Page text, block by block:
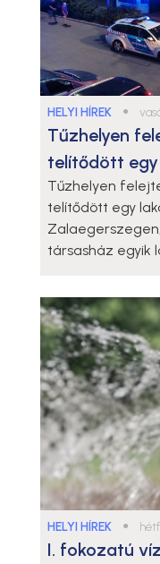
HELYI HÍREK ●
Tűzhelyen
telítődött egy
Tűzhelyen
telítődött egy
társasház egyik
HELYI HÍREK ●
I. fokozatú